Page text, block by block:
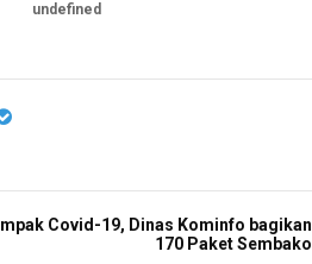
undefined
Covid-19, Dinas Kominfo bagikan
170 Paket Sembako